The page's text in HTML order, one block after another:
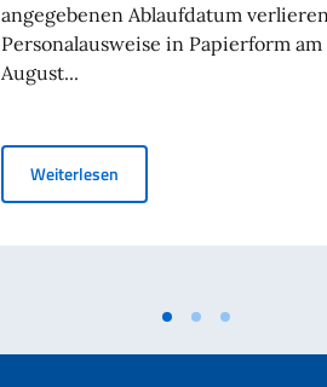
angegebenen Ablaufdatum verlieren
Personalausweise in Papierform am
August...
WeiterlesenAm 3. August verlieren